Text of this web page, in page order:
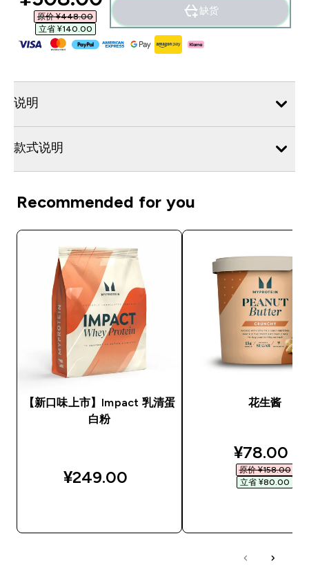
原价 ¥448.00‎
立省 ¥140.00‎
缺货
说明
款式说明
Recommended for you
【新口味上市】Impact 乳清蛋
白粉
¥249.00‎
花生酱
¥78.00‎
原价 ¥158.00‎
立省 ¥80.00‎